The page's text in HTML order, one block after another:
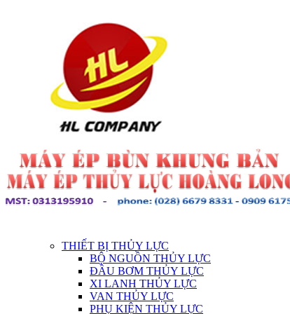
THIẾT BỊ THỦY LỰC
BỘ NGUỒN THỦY LỰC
ĐẦU BƠM THỦY LỰC
XI LANH THỦY LỰC
VAN THỦY LỰC
PHỤ KIỆN THỦY LỰC